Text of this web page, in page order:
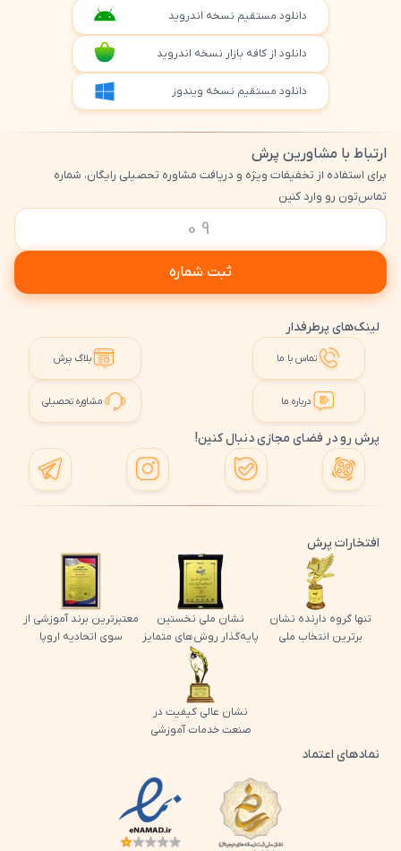
دانلود مستقیم نسخه اندروید
دانلود از کافه بازار نسخه اندروید
دانلود مستقیم نسخه ویندوز
ارتباط با مشاورین پرش
برای استفاده از تخفیفات ویژه و دریافت مشاوره تحصیلی رایگان، شماره
تماس‌تون رو وارد کنین
ثبت شماره
لینک‌های پرطرفدار
تماس با ما بلاگ پرش
درباره ما مشاوره تحصیلی
پرش رو در فضای مجازی دنبال کنین!
افتخارات پرش
تنها گروه دارنده نشان
برترین انتخاب ملی
نشان ملی نخستین
پایه‌گذار روش‌های متمایز
معتبرترین برند آموزشی از
سوی اتحادیه اروپا
نشان عالی کیفیت در
صنعت خدمات آموزشی
نمادهای اعتماد
لوگو اینماد پرش